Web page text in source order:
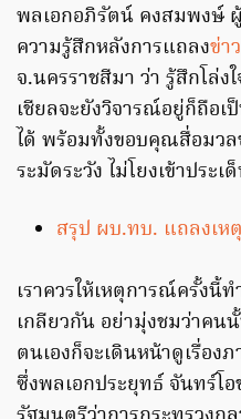
พลเอกอภิรัตน์ คงสมพงษ์
ความรู้สึกหลังการแถลงข่าว
จ.นครราชสีมา ว่า รู้สึกโล่
เชียลจะยังวิจารณ์อยู่ก็ถือเ
ได้ พร้อมทั้งขอบคุณสื่อมว
ระมัดระวัง ไม่โยงเข้าประเ
สรุป ผบ.ทบ. แถลงเห
เราควรให้เหตุการณ์ครั้งนี้
เกลียวกัน อย่ามุ่งชมว่าค
ตนเองก็จะเดินหน้าดูเรื่อง
ซึ่งพลเอกประยุทธ์ จันทร์โ